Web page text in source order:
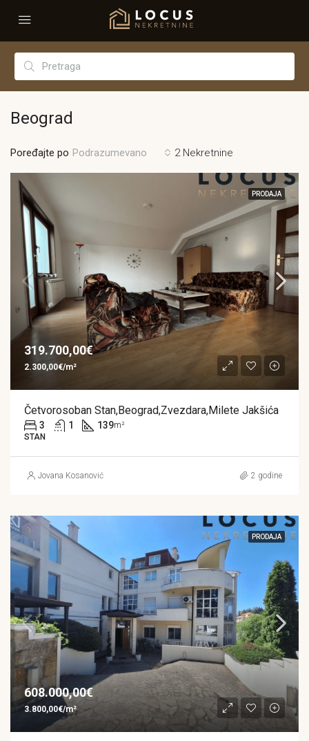
Beograd
2 Nekretnine
Poređajte po Podrazumevano
PRODAJA
319.700,00€
2.300,00€/m²
Četvorosoban Stan,Beograd,Zvezdara,Milete Jakšića
3 1 139m²
STAN
Jovana Kosanović 2 godine
PRODAJA
608.000,00€
3.800,00€/m²